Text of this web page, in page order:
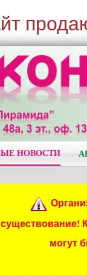
НОВОСТИ
существование!
могут